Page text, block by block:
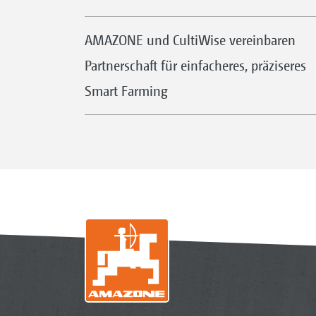
AMAZONE und CultiWise vereinbaren
Partnerschaft für einfacheres, präziseres
Smart Farming